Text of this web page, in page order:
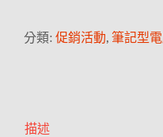
分類: 促銷活動, 筆記型
描述